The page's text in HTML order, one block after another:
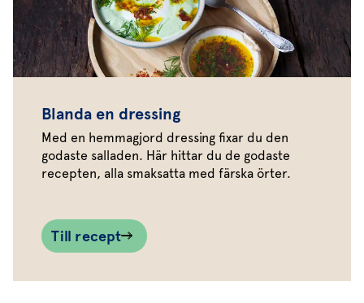
Blanda en dressing
Med en hemmagjord dressing fixar du den
godaste salladen. Här hittar du de godaste
recepten, alla smaksatta med färska örter.
Till recept